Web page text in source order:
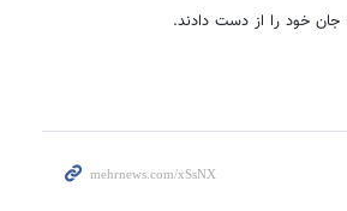
جان خود را از دست دادند.